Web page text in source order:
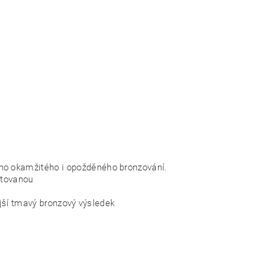
okamžitého i opožděného bronzování.
tmavý bronzový výsledek